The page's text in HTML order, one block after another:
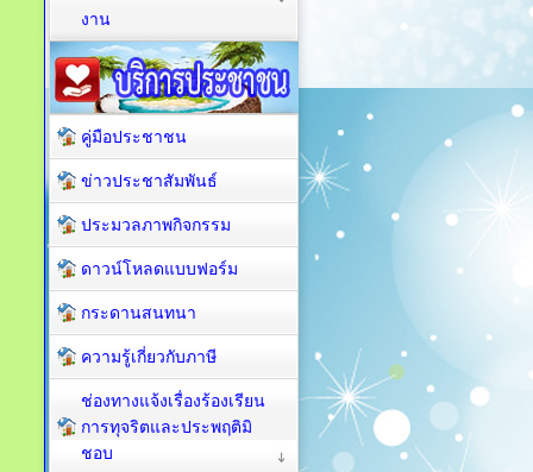
งาน
คู่มือประชาชน
ข่าวประชาสัมพันธ์
ประมวลภาพกิจกรรม
ดาวน์โหลดแบบฟอร์ม
กระดานสนทนา
ความรู้เกี่ยวกับภาษี
ช่องทางแจ้งเรื่องร้องเรียน
การทุจริตและประพฤติมิ
ชอบ